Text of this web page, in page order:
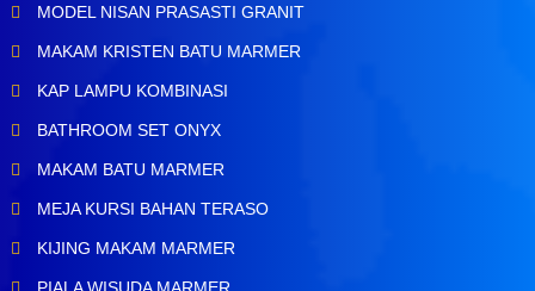
MODEL NISAN PRASASTI GRANIT
MAKAM KRISTEN BATU MARMER
KAP LAMPU KOMBINASI
BATHROOM SET ONYX
MAKAM BATU MARMER
MEJA KURSI BAHAN TERASO
KIJING MAKAM MARMER